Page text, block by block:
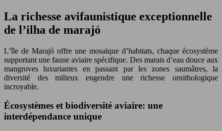
La richesse avifaunistique exceptionnelle
de l’ilha de marajó
L’île de Marajó offre une mosaïque d’habitats, chaque écosystème
supportant une faune aviaire spécifique. Des marais d’eau douce aux
mangroves luxuriantes en passant par les zones saumâtres, la
diversité des milieux engendre une richesse ornithologique
incroyable.
Écosystèmes et biodiversité aviaire: une
interdépendance unique